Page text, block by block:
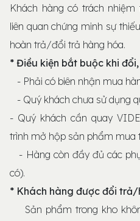
Khách hàng có trách
liên quan chứng minh sự
hoàn trả/đổi trả hàng hóa.
* Điều kiện bắt buộc khi
- Phải có biên nhận mua
- Quý khách chưa sử dụng
- Quý khách cần quay
trình mở hộp sản phẩm mua
- Hàng còn đầy đủ các
có).
* Khách hàng được đổi trả/
Sản phẩm trong kho